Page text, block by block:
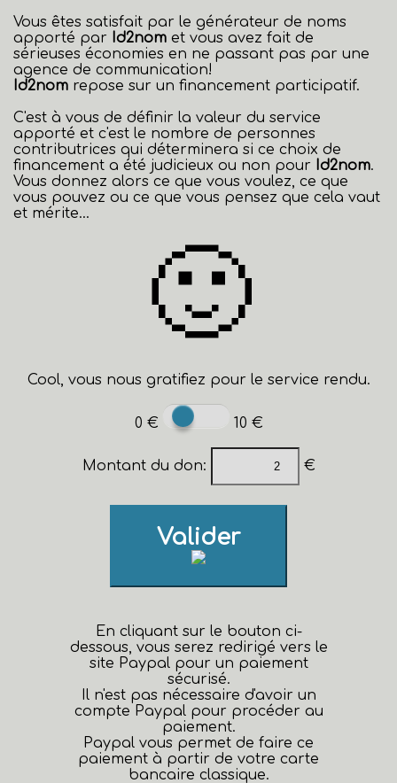
Vous êtes satisfait par le générateur de noms
apporté par Id2nom et vous avez fait de
sérieuses économies en ne passant pas par une
agence de communication!
Id2nom repose sur un financement participatif.
C'est à vous de définir la valeur du service
apporté et c'est le nombre de personnes
contributrices qui déterminera si ce choix de
financement a été judicieux ou non pour Id2nom.
Vous donnez alors ce que vous voulez, ce que
vous pouvez ou ce que vous pensez que cela vaut
et mérite...
🙂
Cool, vous nous gratifiez pour le service rendu.
0 € 10 €
Montant du don: €
Valider
En cliquant sur le bouton ci-
dessous, vous serez redirigé vers le
site Paypal pour un paiement
sécurisé.
Il n'est pas nécessaire d'avoir un
compte Paypal pour procéder au
paiement.
Paypal vous permet de faire ce
paiement à partir de votre carte
bancaire classique.